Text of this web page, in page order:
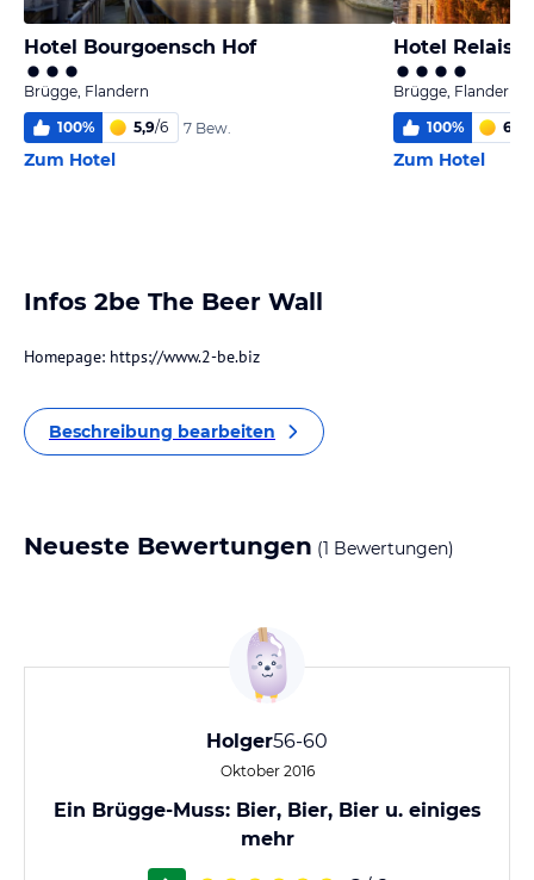
Hotel Bourgoensch Hof
Brügge, Flandern
100% 5,9/6 7 Bew.
Zum Hotel
Hotel Relais
Brügge, Flandern
100% 6,0
Zum Hotel
Infos 2be The Beer Wall
Homepage: https://www.2-be.biz
Beschreibung bearbeiten
Neueste Bewertungen (1 Bewertungen)
Holger56-60
Oktober 2016
Ein Brügge-Muss: Bier, Bier, Bier u. einiges
mehr